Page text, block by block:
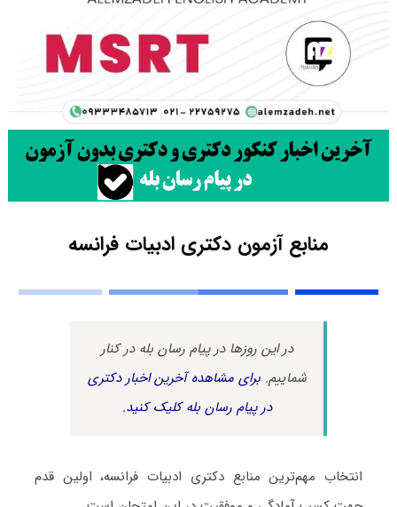
منابع آزمون دکتری ادبیات فرانسه
در این روزها در پیام رسان بله در کنار
شماییم.برای مشاهده آخرین اخبار دکتری
در پیام رسان بله کلیک کنید.
انتخاب مهم‌ترین منابع دکتری ادبیات فرانسه، اولین قدم